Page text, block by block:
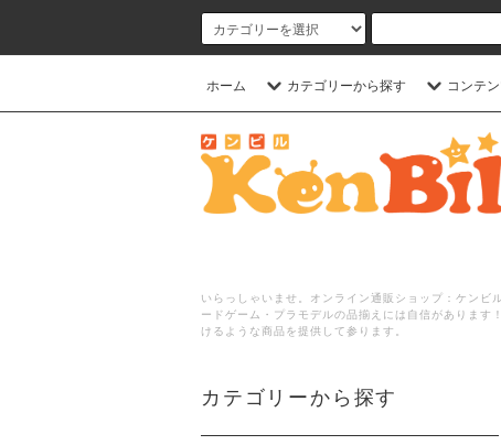
ホーム カテゴリーから探す コンテ
いらっしゃいませ。オンライン通販ショップ：ケン
ードゲーム・プラモデルの品揃えには自信がありま
けるような商品を提供して参ります。
カテゴリーから探す